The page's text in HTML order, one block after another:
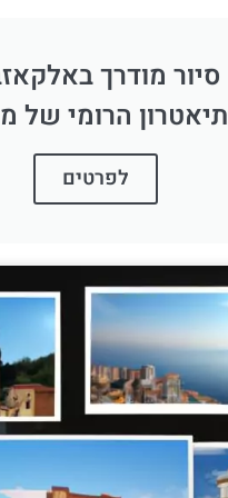
סיור מודרך
הרומי של
לפרטים